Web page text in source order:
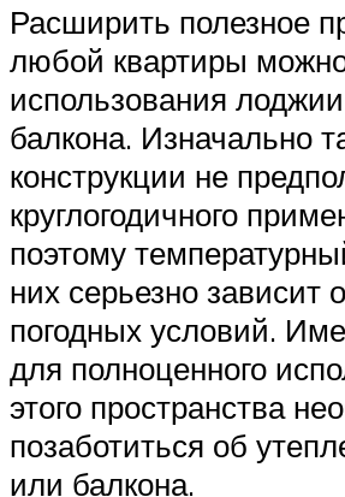
Расширить полезное
любой квартиры
использования
балкона. Изначально
конструкции не
круглогодичного
поэтому
них серьезно зависит
погодных условий.
для полноценного
этого пространства
позаботиться об
или балкона.